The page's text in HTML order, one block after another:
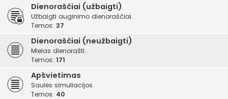
Dienoraščiai (užbaigti)
Užbaigti auginimo dienoraščiai.
Temos: 37
Dienoraščiai (neužbaigti)
Mielas dienorašti...
Temos: 171
Apšvietimas
Saulės simuliacijos.
Temos: 40